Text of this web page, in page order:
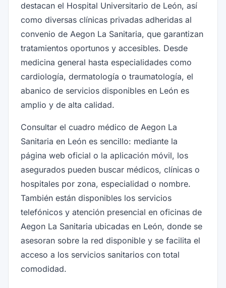
destacan el Hospital Universitario de León, así
como diversas clínicas privadas adheridas al
convenio de Aegon La Sanitaria, que garantizan
tratamientos oportunos y accesibles. Desde
medicina general hasta especialidades como
cardiología, dermatología o traumatología, el
abanico de servicios disponibles en León es
amplio y de alta calidad.
Consultar el cuadro médico de Aegon La
Sanitaria en León es sencillo: mediante la
página web oficial o la aplicación móvil, los
asegurados pueden buscar médicos, clínicas o
hospitales por zona, especialidad o nombre.
También están disponibles los servicios
telefónicos y atención presencial en oficinas de
Aegon La Sanitaria ubicadas en León, donde se
asesoran sobre la red disponible y se facilita el
acceso a los servicios sanitarios con total
comodidad.